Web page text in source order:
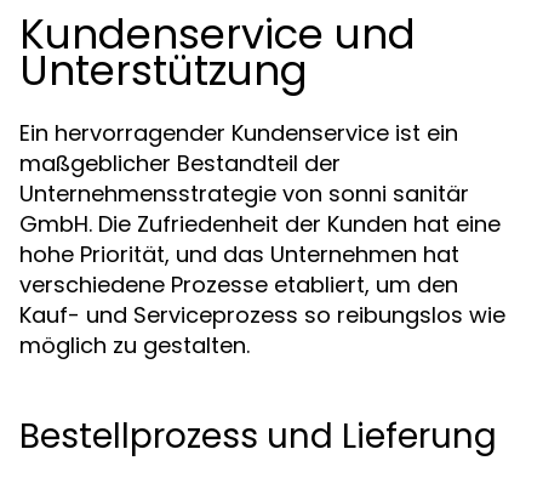
Kundenservice und
Unterstützung
Ein hervorragender Kundenservice ist ein
maßgeblicher Bestandteil der
Unternehmensstrategie von sonni sanitär
GmbH. Die Zufriedenheit der Kunden hat eine
hohe Priorität, und das Unternehmen hat
verschiedene Prozesse etabliert, um den
Kauf- und Serviceprozess so reibungslos wie
möglich zu gestalten.
Bestellprozess und Lieferung